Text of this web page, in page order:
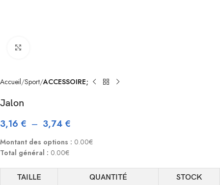
Accueil Sport ACCESSOIRE;
Jalon
3,16 € – 3,74 €
Montant des options : 0.00€
Total général : 0.00€
TAILLE QUANTITÉ STOCK